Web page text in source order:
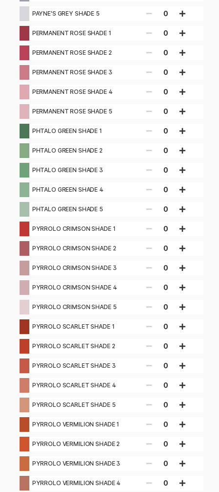
PAYNE'S GREY SHADE 5 0
PERMANENT ROSE SHADE 1 0
PERMANENT ROSE SHADE 2 0
PERMANENT ROSE SHADE 3 0
PERMANENT ROSE SHADE 4 0
PERMANENT ROSE SHADE 5 0
PHTALO GREEN SHADE 1 0
PHTALO GREEN SHADE 2 0
PHTALO GREEN SHADE 3 0
PHTALO GREEN SHADE 4 0
PHTALO GREEN SHADE 5 0
PYRROLO CRIMSON SHADE 1 0
PYRROLO CRIMSON SHADE 2 0
PYRROLO CRIMSON SHADE 3 0
PYRROLO CRIMSON SHADE 4 0
PYRROLO CRIMSON SHADE 5 0
PYRROLO SCARLET SHADE 1 0
PYRROLO SCARLET SHADE 2 0
PYRROLO SCARLET SHADE 3 0
PYRROLO SCARLET SHADE 4 0
PYRROLO SCARLET SHADE 5 0
PYRROLO VERMILION SHADE 1 0
PYRROLO VERMILION SHADE 2 0
PYRROLO VERMILION SHADE 3 0
PYRROLO VERMILION SHADE 4 0